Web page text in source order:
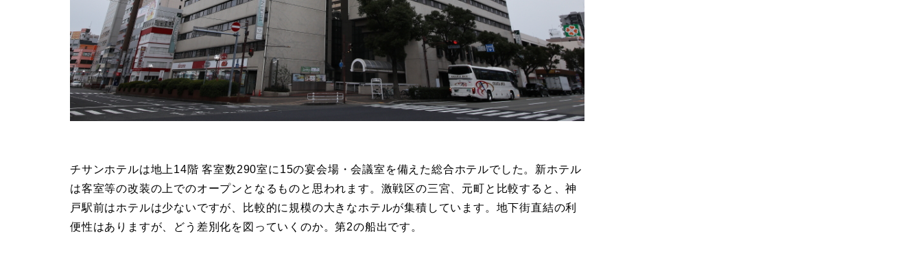
チサンホテルは地上14階 客室数290室に15の宴会場・会議室を備えた総合ホテルでした。新ホテル
は客室等の改装の上でのオープンとなるものと思われます。激戦区の三宮、元町と比較すると、神
戸駅前はホテルは少ないですが、比較的に規模の大きなホテルが集積しています。地下街直結の利
便性はありますが、どう差別化を図っていくのか。第2の船出です。